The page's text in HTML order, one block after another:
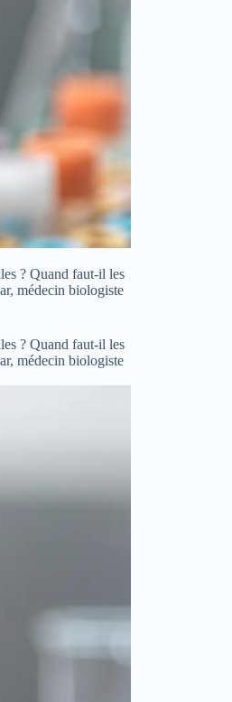
? Quand faut-il les
médecin biologiste
? Quand faut-il les
médecin biologiste